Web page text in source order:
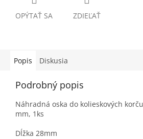
OPÝTAŤ SA ZDIEĽAŤ
Popis Diskusia
Podrobný popis
Náhradná oska do kolieskových
mm, 1ks
Dĺžka 28mm